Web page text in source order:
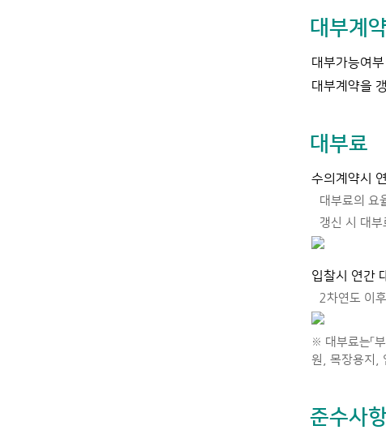
대부계
대부가능여
대부계약을
대부료
수의계약시
대부료의 요
갱신 시 대부
입찰시 연간
2차연도 이
※ 대부료는「
원, 목장용지,
준수사